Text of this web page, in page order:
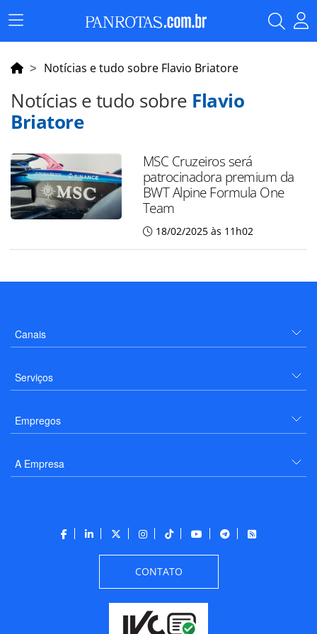
Menu
Principal
Notícias e tudo sobre Flavio Briatore
Notícias e tudo sobre Flavio
Briatore
MSC Cruzeiros será
patrocinadora premium da
BWT Alpine Formula One
Team
18/02/2025 às 11h02
Canais
Serviços
Empregos
A Empresa
CONTATO